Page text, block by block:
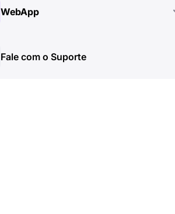
🔑 Instalação e autorização
☘️ Recursos gratuitos
WebApp
Fale com o Suporte